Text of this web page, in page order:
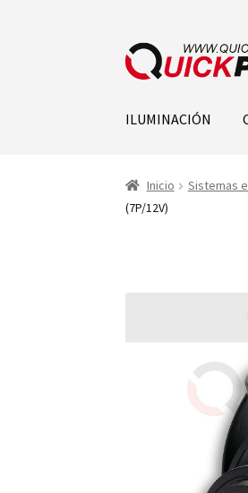
ILUMINACIÓN
Inicio Sistemas
(7P/12V)